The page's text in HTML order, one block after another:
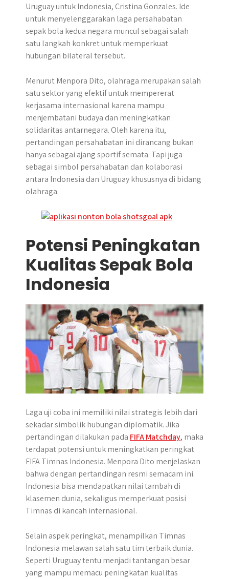
Uruguay untuk Indonesia, Cristina Gonzales. Ide
untuk menyelenggarakan laga persahabatan
sepak bola kedua negara muncul sebagai salah
satu langkah konkret untuk memperkuat
hubungan bilateral tersebut.
Menurut Menpora Dito, olahraga merupakan salah
satu sektor yang efektif untuk mempererat
kerjasama internasional karena mampu
menjembatani budaya dan meningkatkan
solidaritas antarnegara. Oleh karena itu,
pertandingan persahabatan ini dirancang bukan
hanya sebagai ajang sportif semata. Tapi juga
sebagai simbol persahabatan dan kolaborasi
antara Indonesia dan Uruguay khususnya di bidang
olahraga.
Potensi Peningkatan
Kualitas Sepak Bola
Indonesia
Laga uji coba ini memiliki nilai strategis lebih dari
sekadar simbolik hubungan diplomatik. Jika
pertandingan dilakukan pada FIFA Matchday, maka
terdapat potensi untuk meningkatkan peringkat
FIFA Timnas Indonesia. Menpora Dito menjelaskan
bahwa dengan pertandingan resmi semacam ini.
Indonesia bisa mendapatkan nilai tambah di
klasemen dunia, sekaligus memperkuat posisi
Timnas di kancah internasional.
Selain aspek peringkat, menampilkan Timnas
Indonesia melawan salah satu tim terbaik dunia.
Seperti Uruguay tentu menjadi tantangan besar
yang mampu memacu peningkatan kualitas